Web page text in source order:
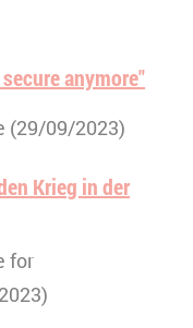
anymore"
(29/09/2023)
Krieg in der
for